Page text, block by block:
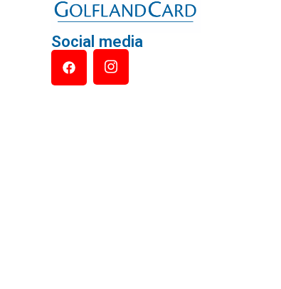
Social media